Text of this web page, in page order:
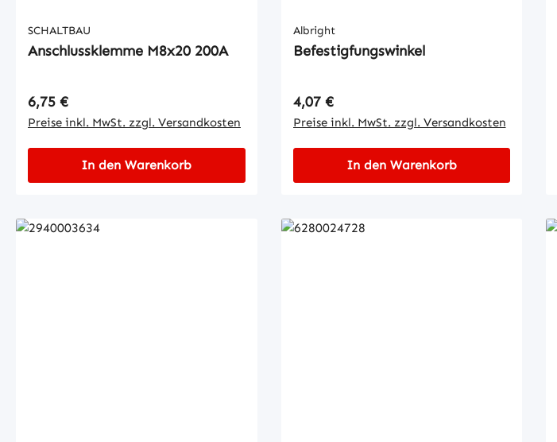
SCHALTBAU
Anschlussklemme M8x20 200A
Regulärer Preis:
6,75 €
Preise inkl. MwSt. zzgl. Versandkosten
In den Warenkorb
Albright
Befestigfungswinkel
Regulärer Preis:
4,07 €
Preise inkl. MwSt. zzgl. Versandkosten
In den Warenkorb